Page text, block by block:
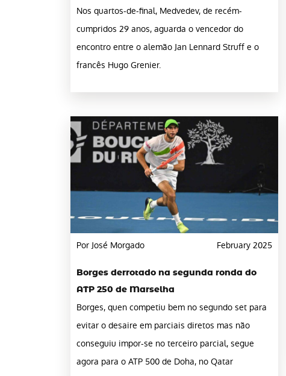
Nos quartos-de-final, Medvedev, de recém-
cumpridos 29 anos, aguarda o vencedor do
encontro entre o alemão Jan Lennard Struff e o
francês Hugo Grenier.
Por José Morgado February 2025
Borges derrotado na segunda ronda do
ATP 250 de Marselha
Borges, quen competiu bem no segundo set para
evitar o desaire em parciais diretos mas não
conseguiu impor-se no terceiro parcial, segue
agora para o ATP 500 de Doha, no Qatar